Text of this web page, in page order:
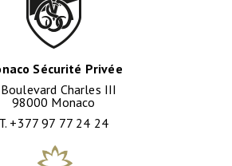
Sécurité Privée
Charles III
98000 Monaco
T. +377 97 77 24 24